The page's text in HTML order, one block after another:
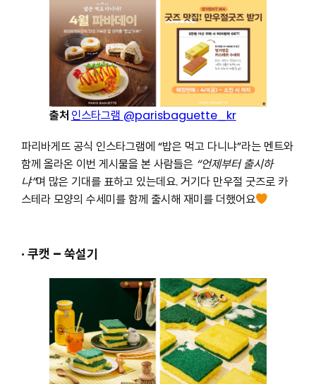
출처 인스타그램 @parisbaguette_kr
파리바게뜨 공식 인스타그램에 “밥은 먹고 다니냐”라는 멘트와
함께 올라온 이번 게시물을 본 사람들은 “언제부터 출시하
냐”며 많은 기대를 표하고 있는데요. 거기다 만우절 굿즈로 카
스테라 모양의 수세미를 함께 출시해 재미를 더했어요
· 쿠캣 – 쑥설기